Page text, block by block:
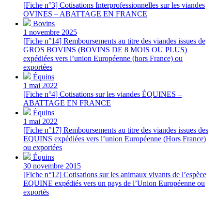
[Fiche n°3] Cotisations Interprofessionnelles sur les viandes
OVINES – ABATTAGE EN FRANCE
Bovins
1 novembre 2025
[Fiche n°14] Remboursements au titre des viandes issues de
GROS BOVINS (BOVINS DE 8 MOIS OU PLUS)
expédiées vers l’union Européenne (hors France) ou
exportées
Équins
1 mai 2022
[Fiche n°4] Cotisations sur les viandes ÉQUINES –
ABATTAGE EN FRANCE
Équins
1 mai 2022
[Fiche n°17] Remboursements au titre des viandes issues des
EQUINS expédiées vers l’union Européenne (Hors France)
ou exportées
Équins
30 novembre 2015
[Fiche n°12] Cotisations sur les animaux vivants de l’espèce
EQUINE expédiés vers un pays de l’Union Européenne ou
exportés